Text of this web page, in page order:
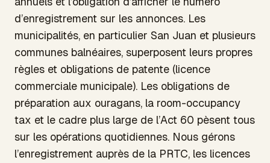
d’enregistrement sur les annonces. Les
municipalités, en particulier San Juan et plusieurs
communes balnéaires, superposent leurs propres
règles et obligations de patente (licence
commerciale municipale). Les obligations de
préparation aux ouragans, la room-occupancy
tax et le cadre plus large de l’Act 60 pèsent tous
sur les opérations quotidiennes. Nous gérons
l’enregistrement auprès de la PRTC, les licences